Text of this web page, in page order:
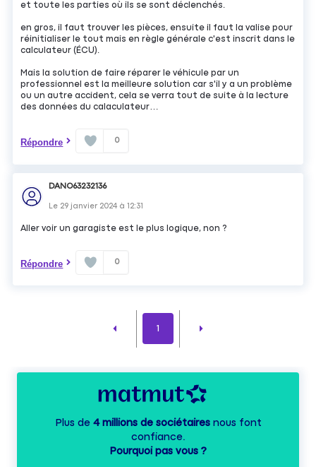
et toute les parties où ils se sont déclenchés.
en gros, il faut trouver les pièces, ensuite il faut la valise pour
réinitialiser le tout mais en règle générale c'est inscrit dans le
calculateur (ÉCU).
Mais la solution de faire réparer le véhicule par un
professionnel est la meilleure solution car s'il y a un problème
ou un autre accident, cela se verra tout de suite à la lecture
des données du calaculateur…
Répondre 0
DANO63232136
Le 29 janvier 2024 à12:31
Aller voir un garagiste est le plus logique, non ?
Répondre 0
1
Plus de 4 millions de sociétairesnous font
confiance.
Pourquoi pas vous ?